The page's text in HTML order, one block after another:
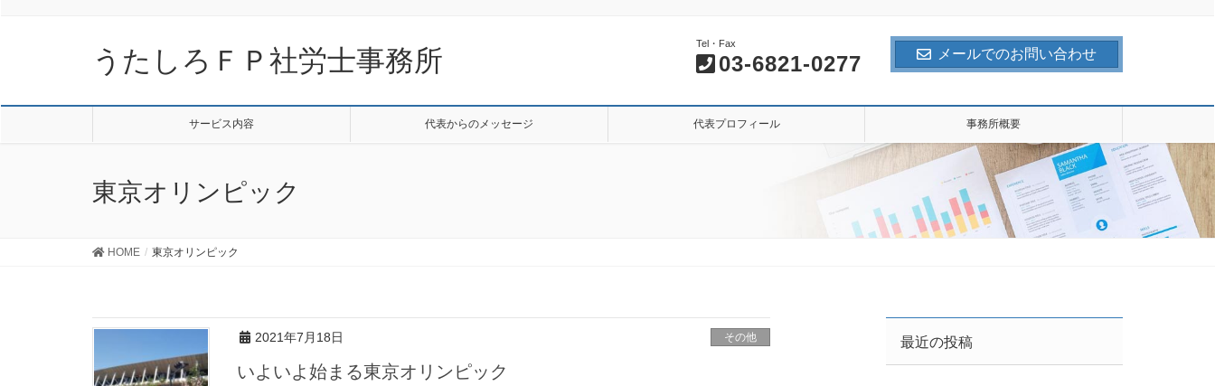
うたしろＦＰ社労士事務所
Tel・Fax
03-6821-0277 メールでのお問い合わせ
サービス内容 代表からのメッセージ 代表プロフィール 事務所概要
東京オリンピック
HOME 東京オリンピック
2021年7月18日 その他
いよいよ始まる東京オリンピック
最近の投稿